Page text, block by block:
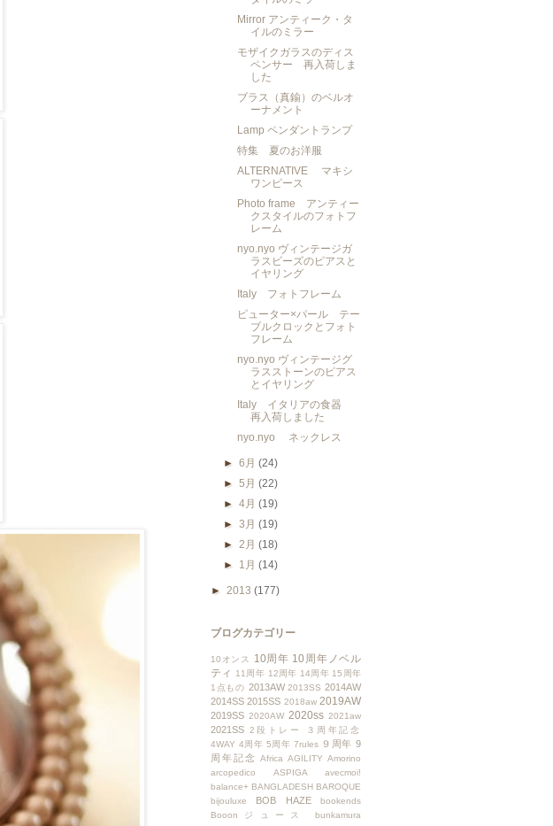
Mirror アンティーク・タ
イルのミラー
モザイクガラスのディス
ペンサー 再入荷しま
した
ブラス（真鍮）のベルオ
ーナメント
Lamp ペンダントランプ
特集 夏のお洋服
ALTERNATIVE マキシ
ワンピース
Photo frame アンティー
クスタイルのフォトフ
レーム
nyo.nyo ヴィンテージガ
ラスビーズのピアスと
イヤリング
Italy フォトフレーム
ピューター×パール テー
ブルクロックとフォト
フレーム
nyo.nyo ヴィンテージグ
ラスストーンのピアス
とイヤリング
Italy イタリアの食器
再入荷しました
nyo.nyo ネックレス
►6月(24)
►5月(22)
►4月(19)
►3月(19)
►2月(18)
► 1月(14)
► 2013 (177)
ブログカテゴリー
10オンス 10周年 10周年ノベル
ティ
11周年 12周年 14周年 15周年
1点もの 2013AW 2013SS 2014AW
2014SS 2015SS 2018aw 2019AW
2019SS 2020AW 2020ss 2021aw
2021SS 2段トレー
３周年記念
4WAY 4周年 5周年 7rules ９周年 9
周年記念
Africa AGILITY Amorino
arcopedico
ASPIGA
avecmoi!
balance+ BANGLADESH BAROQUE
bijouluxe
BOB HAZE
bookends
Booonジュース
bunkamura